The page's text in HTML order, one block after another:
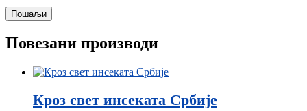
Повезани производи
Кроз свет инсеката Србије